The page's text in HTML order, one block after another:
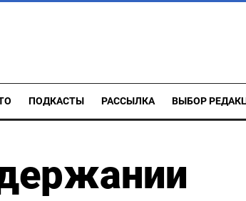
ПОДКАСТЫ РАССЫЛКА ВЫБОР